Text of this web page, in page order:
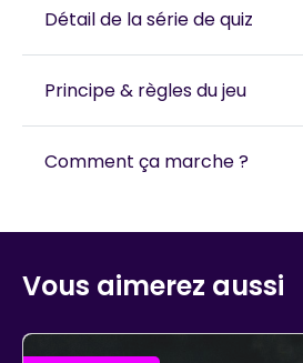
Détail de la série de quiz
Principe & règles du jeu
Comment ça marche ?
Vous aimerez aussi